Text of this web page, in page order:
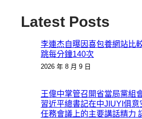
Latest Posts
李連杰自曝因喜包養網站比
跳每分鐘140次
2026 年 8 月 9 日
王偉中掌管召開省當局黨組
習近平總書記在中JIUYI俱
任務會議上的主要講話精力